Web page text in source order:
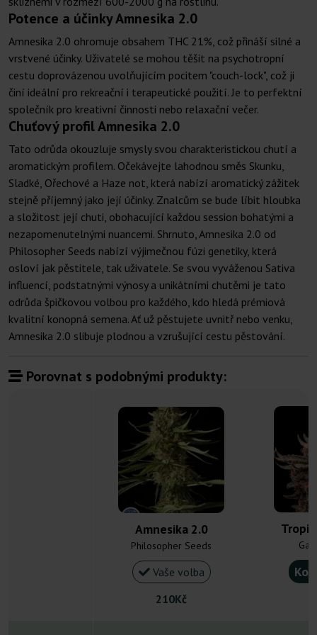
Potence a účinky Amnesika 2.0
Amnesika 2.0 ohromuje obsahem THC 21%, což přináší silné a
vrstvené účinky. Uživatelé se mohou těšit na psychotropní
cestu doprovázenou uvolňujícím pocitem "couch-lock", což ji
činí ideální pro rekreační i terapeutické použití. Je to perfektní
společník pro kreativní činnosti nebo relaxační večer.
Chuťový profil Amnesika 2.0
Tato odrůda okouzluje smysly svou charakteristickou chutí a
aromatickým profilem. Očekávejte lahodnou směs Skunku,
Sladké, Ořechové a Haze not, která nabízí aromatický zážitek
stejně příjemný jako její účinky. Znalcům se bude líbit hloubka
a složitost její chuti, obohacující každou session bohatými a
nezapomenutelnými nuancemi. Shrnuto, Amnesika 2.0 od
Philosopher Seeds nabízí výjimečnou fúzi genetiky, která
osloví jak pěstitele, tak uživatele. Se svou vyváženou Sativa
influencí, podstatnými výnosy a unikátními chutěmi je tato
odrůda špičkovou volbou pro každého, kdo hledá prémiová
kvalitní konopná semena. Ať už pěstujete uvnitř nebo venku,
Amnesika 2.0 slibuje plodnou a vzrušující cestu pěstování.
Porovnat s podobnými produkty:
Amnesika 2.0
Philosopher Seeds
Vaše volba
210Kč